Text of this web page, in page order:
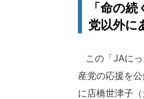
「命の
党以外に
この「JAにっ
産党の応援を
に店橋世津子